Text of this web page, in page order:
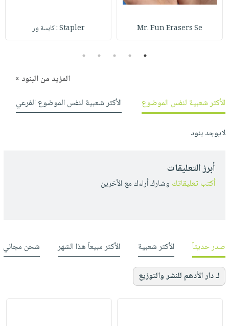
صابون
مناسبات
فيديوهات
أسئلة
يتكرر
انشر
تواصل
التسوق
Mr. Fun Erasers Se Stapler : كابسة ور
1
2
3
4
5
المزيد من البنود »
الأكثر شعبية لنفس الموضوع
الأكثر شعبية لنفس الموضوع الفرعي
لايوجد بنود
أبرز التعليقات
أكتب تعليقاتك وشارك أراءك مع الأخرين
صدر حديثاً الأكثر شعبية الأكثر مبيعاً هذا الشهر شحن مجاني
لـ دار الأدهم للنشر والتوزيع